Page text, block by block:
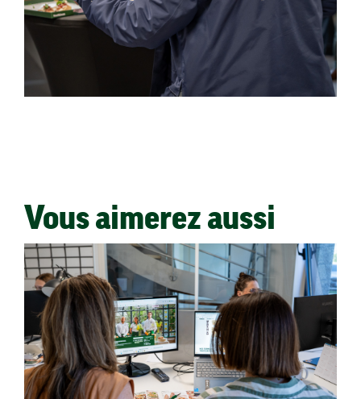
Vous aimerez aussi